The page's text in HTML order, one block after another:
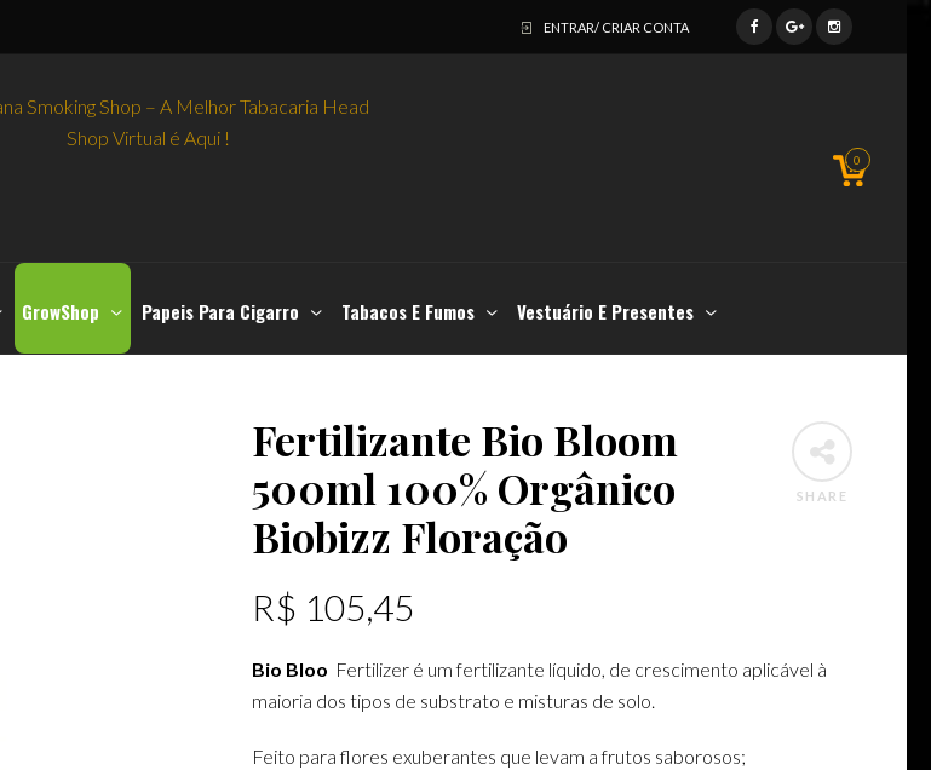
ENTRAR/ CRIAR CONTA
0
GrowShop Papeis Para Cigarro Tabacos E Fumos Vestuário E Presentes
SHARE
Fertilizante Bio Bloom
500ml 100% Orgânico
Biobizz Floração
R$ 105,45
Bio Bloo Fertilizer é um fertilizante líquido, de crescimento aplicável à
maioria dos tipos de substrato e misturas de solo.
Feito para flores exuberantes que levam a frutos saborosos;